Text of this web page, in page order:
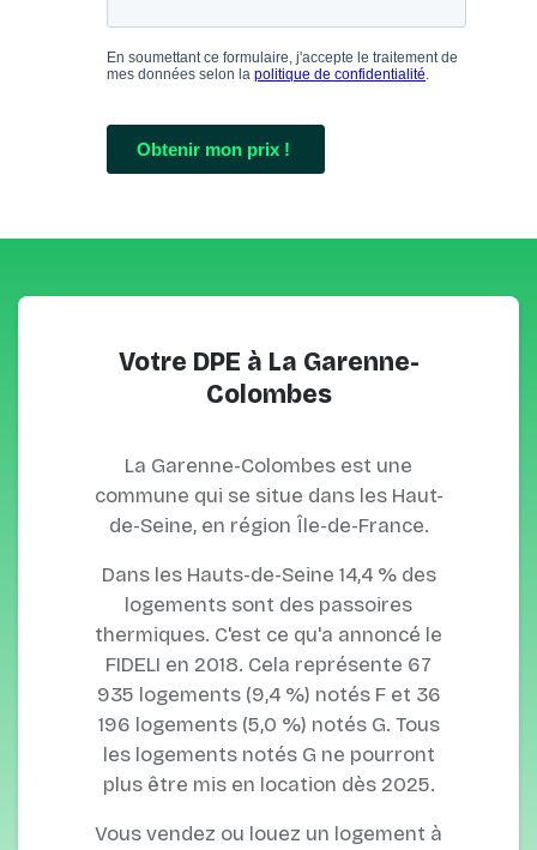
Votre DPE à La Garenne-
Colombes
La Garenne-Colombes est une
commune qui se situe dans les Haut-
de-Seine, en région Île-de-France.
Dans les Hauts-de-Seine 14,4 % des
logements sont des passoires
thermiques. C'est ce qu'a annoncé le
FIDELI en 2018. Cela représente 67
935 logements (9,4 %) notés F et 36
196 logements (5,0 %) notés G. Tous
les logements notés G ne pourront
plus être mis en location dès 2025.
Vous vendez ou louez un logement à